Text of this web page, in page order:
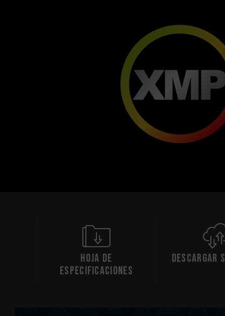
Hoja de
especificaciones
Descargar